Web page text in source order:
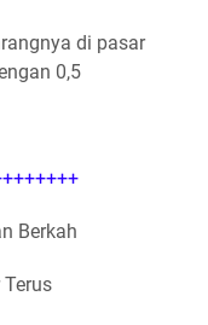
di pasar
0,5
Berkah